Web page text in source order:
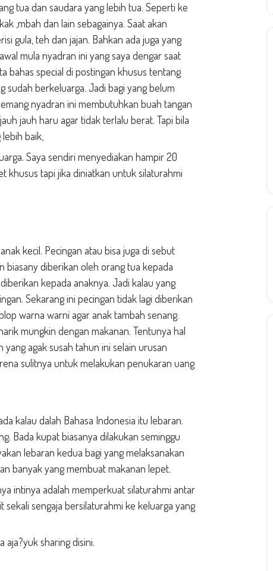
tua dan saudara yang lebih tua. Seperti ke
,mbah dan lain sebagainya. Saat akan
gula, teh dan jajan. Bahkan ada juga yang
mula nyadran ini yang saya dengar saat
bahas special di postingan khusus tentang
sudah berkeluarga. Jadi bagi yang belum
nyadran ini membutuhkan buah tangan
jauh haru agar tidak terlalu berat. Tapi bila
baik,
Saya sendiri menyediakan hampir 20
khusus tapi jika diniatkan untuk silaturahmi
kecil. Pecingan atau bisa juga di sebut
biasany diberikan oleh orang tua kepada
kepada anaknya. Jadi kalau yang
Sekarang ini pecingan tidak lagi diberikan
warna warni agar anak tambah senang.
mungkin dengan makanan. Tentunya hal
agak susah tahun ini selain urusan
sulitnya untuk melakukan penukaran uang
kalau dalah Bahasa Indonesia itu lebaran.
Bada kupat biasanya dilakukan seminggu
lebaran kedua bagi yang melaksanakan
banyak yang membuat makanan lepet.
intinya adalah memperkuat silaturahmi antar
sengaja bersilaturahmi ke keluarga yang
aja?yuk sharing disini.